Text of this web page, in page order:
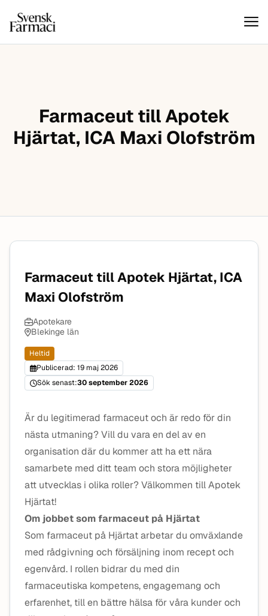
Hoppa till innehåll
Svensk farmaci
Farmaceut till Apotek
Hjärtat, ICA Maxi Olofström
Farmaceut till Apotek Hjärtat, ICA
Maxi Olofström
Apotekare
Blekinge län
Heltid
Publicerad: 19 maj 2026
Sök senast:30 september 2026
Är du legitimerad farmaceut och är redo för din
nästa utmaning? Vill du vara en del av en
organisation där du kommer att ha ett nära
samarbete med ditt team och stora möjligheter
att utvecklas i olika roller? Välkommen till Apotek
Hjärtat!
Om jobbet som farmaceut på Hjärtat
Som farmaceut på Hjärtat arbetar du omväxlande
med rådgivning och försäljning inom recept och
egenvård. I rollen bidrar du med din
farmaceutiska kompetens, engagemang och
erfarenhet, till en bättre hälsa för våra kunder och